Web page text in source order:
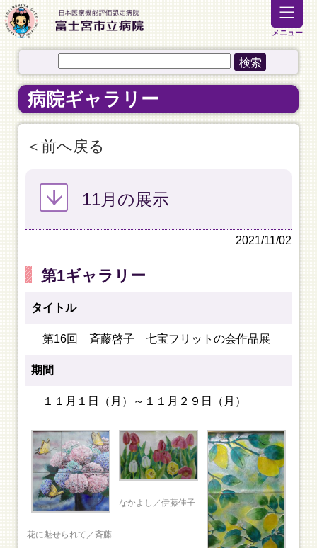
メニュー
病院ギャラリー
前へ戻る
11月の展示
2021/11/02
第1ギャラリー
タイトル
第16回 斉藤啓子 七宝フリットの会作品展
期間
１１月１日（月）～１１月２９日（月）
花に魅せられて／斉藤
なかよし／伊藤佳子